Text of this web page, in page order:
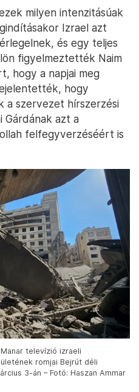
milyen intenzitásúak
Izrael azt
és egy teljes
figyelmeztették Naim
hogy a napjai meg
hogy
a szervezet hírszerzési
Gárdának azt a
felfegyverzéséért is
televízió izraeli
romjai Bejrút déli
3-án – Fotó: Haszan Ammar